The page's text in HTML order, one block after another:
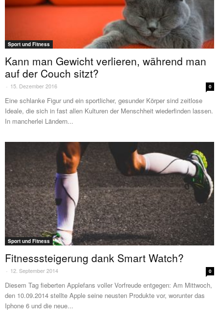
Sport und Fitness
Kann man Gewicht verlieren, während man
auf der Couch sitzt?
- 15. Dezember 2016 0
Eine schlanke Figur und ein sportlicher, gesunder Körper sind zeitlose
Ideale, die sich in fast allen Kulturen der Menschheit wiederfinden lassen.
In mancherlei Ländern...
Sport und Fitness
Fitnesssteigerung dank Smart Watch?
- 12. September 2014 0
Diesem Tag fieberten Applefans voller Vorfreude entgegen: Am Mittwoch,
den 10.09.2014 stellte Apple seine neusten Produkte vor, worunter das
Iphone 6 und die neue...